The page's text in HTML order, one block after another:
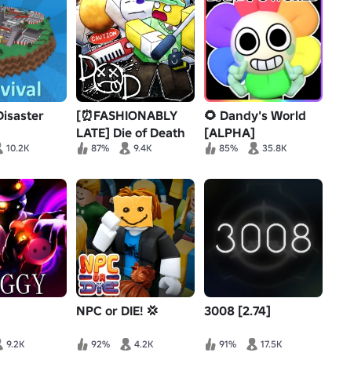
10.2K
[⏰FASHIONABLY
LATE] Die of Death
87% 9.4K
🌻 Dandy's World
[ALPHA]
85% 35.8K
9.2K
NPC or DIE! 💢
92% 4.2K
3008 [2.74]
91% 17.5K